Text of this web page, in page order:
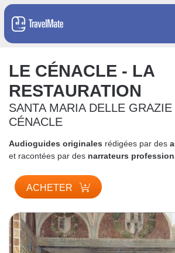
LE CÉNACLE - LA
RESTAURATION
SANTA MARIA DELLE
CÉNACLE
Audioguides originales rédigées par des
et racontées par des narrateurs
ACHETER